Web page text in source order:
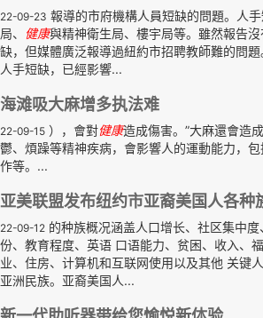
22-09-23 報導的市府機構人員短缺的問題。人
局、
健康與精神衛生局、樓宇局等。雖然報告
缺，但媒體廣泛報導過紐約市招聘教師難的問
人手短缺，已經影響...
海滩吸大麻增多执法难
22-09-15 ），會對健康造成傷害。”大麻還會造
鬱、煩躁等精神疾病，會影響人的運動能力，
作等。...
亚美联盟发布纽约市亚裔美国人各种
22-09-12 的种族概况涵盖人口增长、社区集中
份、教育程度、英语 口语能力、贫困、收入、
业、住房、计算机和互联网使用以及其他 关键
亚洲民族。亚裔美国人...